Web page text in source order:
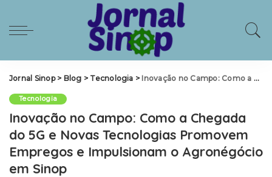
Jornal Sinop> Blog > Tecnologia > Inovação no Campo: Como a Chegada do 5G e Novas Tecnologias Promovem Empregos e Impulsionam o Agronégócio em Sinop
Tecnologia
Inovação no Campo: Como a Chegada
do 5G e Novas Tecnologias Promovem
Empregos e Impulsionam o Agronégócio
em Sinop